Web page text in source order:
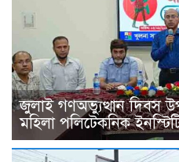
জুলাই গণঅভ্যুত্থান দিবস
মহিলা পলিটেকনিক